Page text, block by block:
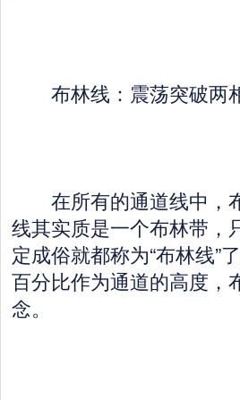
布林线：震荡突破两
在所有的通道线中，
线其实质是一个布林带，
定成俗就都称为“布林线”
百分比作为通道的高度，
念。